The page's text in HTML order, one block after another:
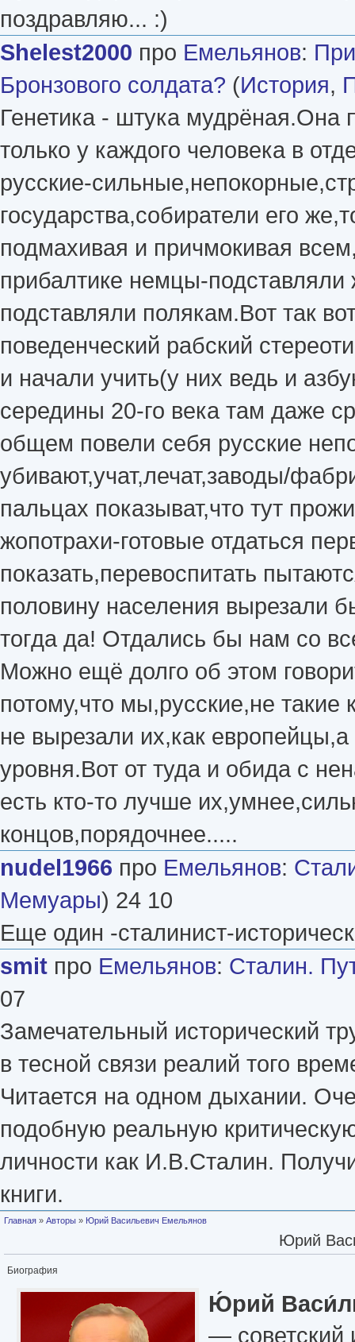
поздравляю... :)
Shelest2000 про Емельянов:
Бронзового солдата? (История,
Генетика - штука мудрёная.Она
только у каждого человека в
русские-
государства,собиратели его
подмахивая и причмокивая
прибалтике немцы-
подставляли полякам.Вот так
поведенческий рабский
и начали учить(у них ведь и
середины 20-го века там даже
общем повели себя русские
убивают,учат,лечат,заводы/
пальцах показыват,что тут
жопотрахи-готовые отдаться
показать,перевоспитать
половину населения вырезали
тогда да! Отдались бы нам со
Можно ещё долго об этом
потому,что мы,русские,не
не вырезали их,как
уровня.Вот от туда и обида с
есть кто-то лучше
концов,порядочнее.....
nudel1966 про Емельянов:
Мемуары) 24 10
Еще один -сталинист-
smit про Емельянов: Сталин.
07
Замечательный исторический
в тесной связи реалий того
Читается на одном дыхании.
подобную реальную
личности как И.В.Сталин.
книги.
Вы здесь
Главная » Авторы » Юрий Васильевич Емельянов
Юрий
Биография
Ю́рий
— советский